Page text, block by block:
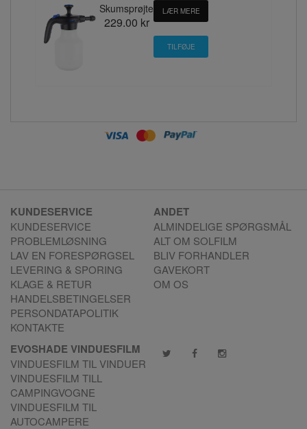
Skumsprøjte
229.00 kr
LÆR MERE
KUNDESERVICE
KUNDESERVICE
PROBLEMLØSNING
LAV EN FORESPØRGSEL
LEVERING & SPORING
KLAGE & RETUR
HANDELSBETINGELSER
PERSONDATAPOLITIK
KONTAKTE
ANDET
ALMINDELIGE SPØRGSMÅL
ALT OM SOLFILM
BLIV FORHANDLER
GAVEKORT
OM OS
EVOSHADE VINDUESFILM
VINDUESFILM TIL VINDUER
VINDUESFILM TILL
CAMPINGVOGNE
VINDUESFILM TIL
AUTOCAMPERE